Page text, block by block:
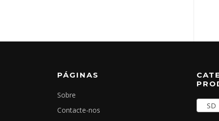
PÁGINAS
Sobre
Contacte-nos
SD